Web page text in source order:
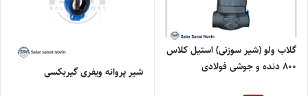
گلاب ولو (شیر سوزنی) استیل کلاس
۸۰۰ دنده و جوشی فولادی
شیر پروانه ویفری گیربکسی